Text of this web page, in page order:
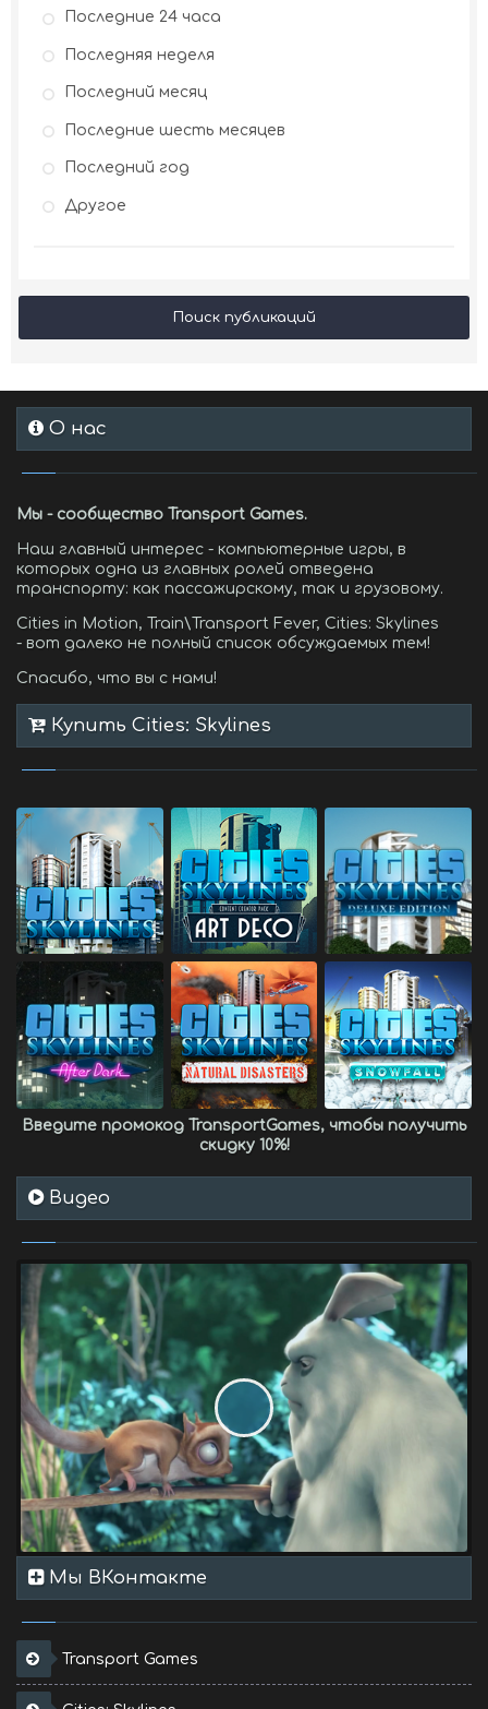
Последние 24 часа
Последняя неделя
Последний месяц
Последние шесть месяцев
Последний год
Другое
Поиск публикаций
О нас
Мы - сообщество Transport Games.
Наш главный интерес - компьютерные игры, в
которых одна из главных ролей отведена
транспорту: как пассажирскому, так и грузовому.
Cities in Motion, Train\Transport Fever, Cities: Skylines
- вот далеко не полный список обсуждаемых тем!
Спасибо, что вы с нами!
Купить Cities: Skylines
Введите промокод TransportGames, чтобы получить
скидку 10%!
Видео
Мы ВКонтакте
Transport Games